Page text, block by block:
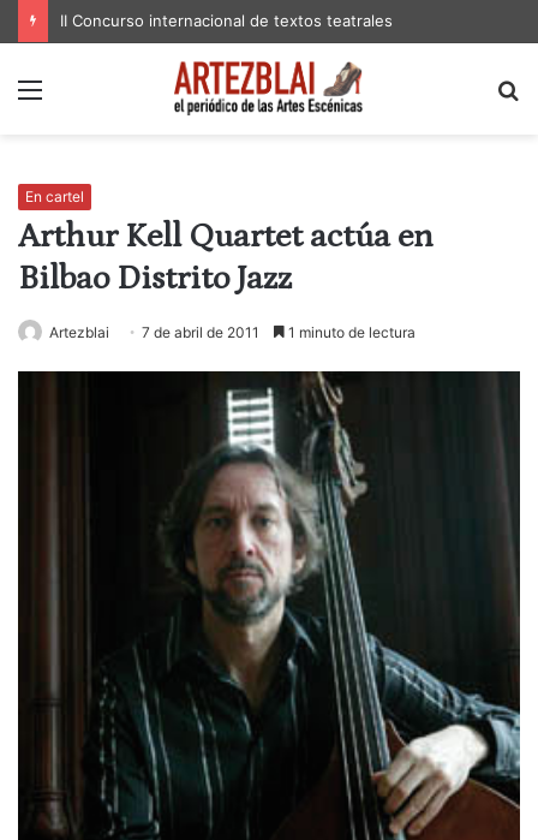
II Concurso internacional de textos teatrales
Menú
En cartel
Arthur Kell Quartet actúa en
Bilbao Distrito Jazz
Artezblai 7 de abril de 2011 1 minuto de lectura